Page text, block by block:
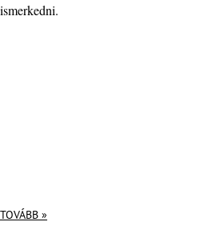
ismerkedni.
TOVÁBB »